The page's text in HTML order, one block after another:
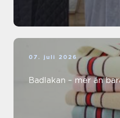
07. juli 2026
Badlakan – mer än